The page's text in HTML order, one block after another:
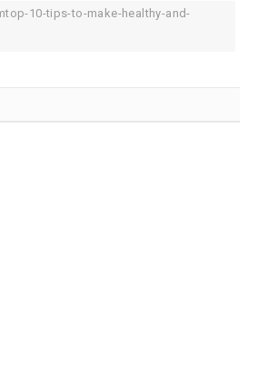
10-tips-to-make-healthy-and-